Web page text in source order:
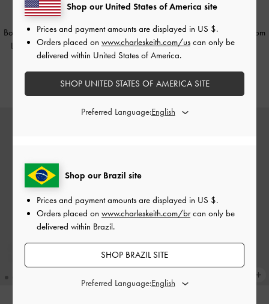
NOVIDADE
Bolsa de Ombro Delfina
Transpassada com Corrente-Preto
US$89.00
NOVIDADE
Transpassada com Corrente
Walnut
Brown
Shop our Brazil site
Prices and payment amounts are displayed in US $.
Orders placed on www.charleskeith.com/brcan only be
delivered within Brazil.
SHOP BRAZIL SITE
Preferred Language:
Shop our United States of America site
Prices and payment amounts are displayed in US $.
Orders placed on www.charleskeith.com/us can only be
delivered within United States of America.
SHOP UNITED STATES OF AMERICA SITE
Preferred Language: